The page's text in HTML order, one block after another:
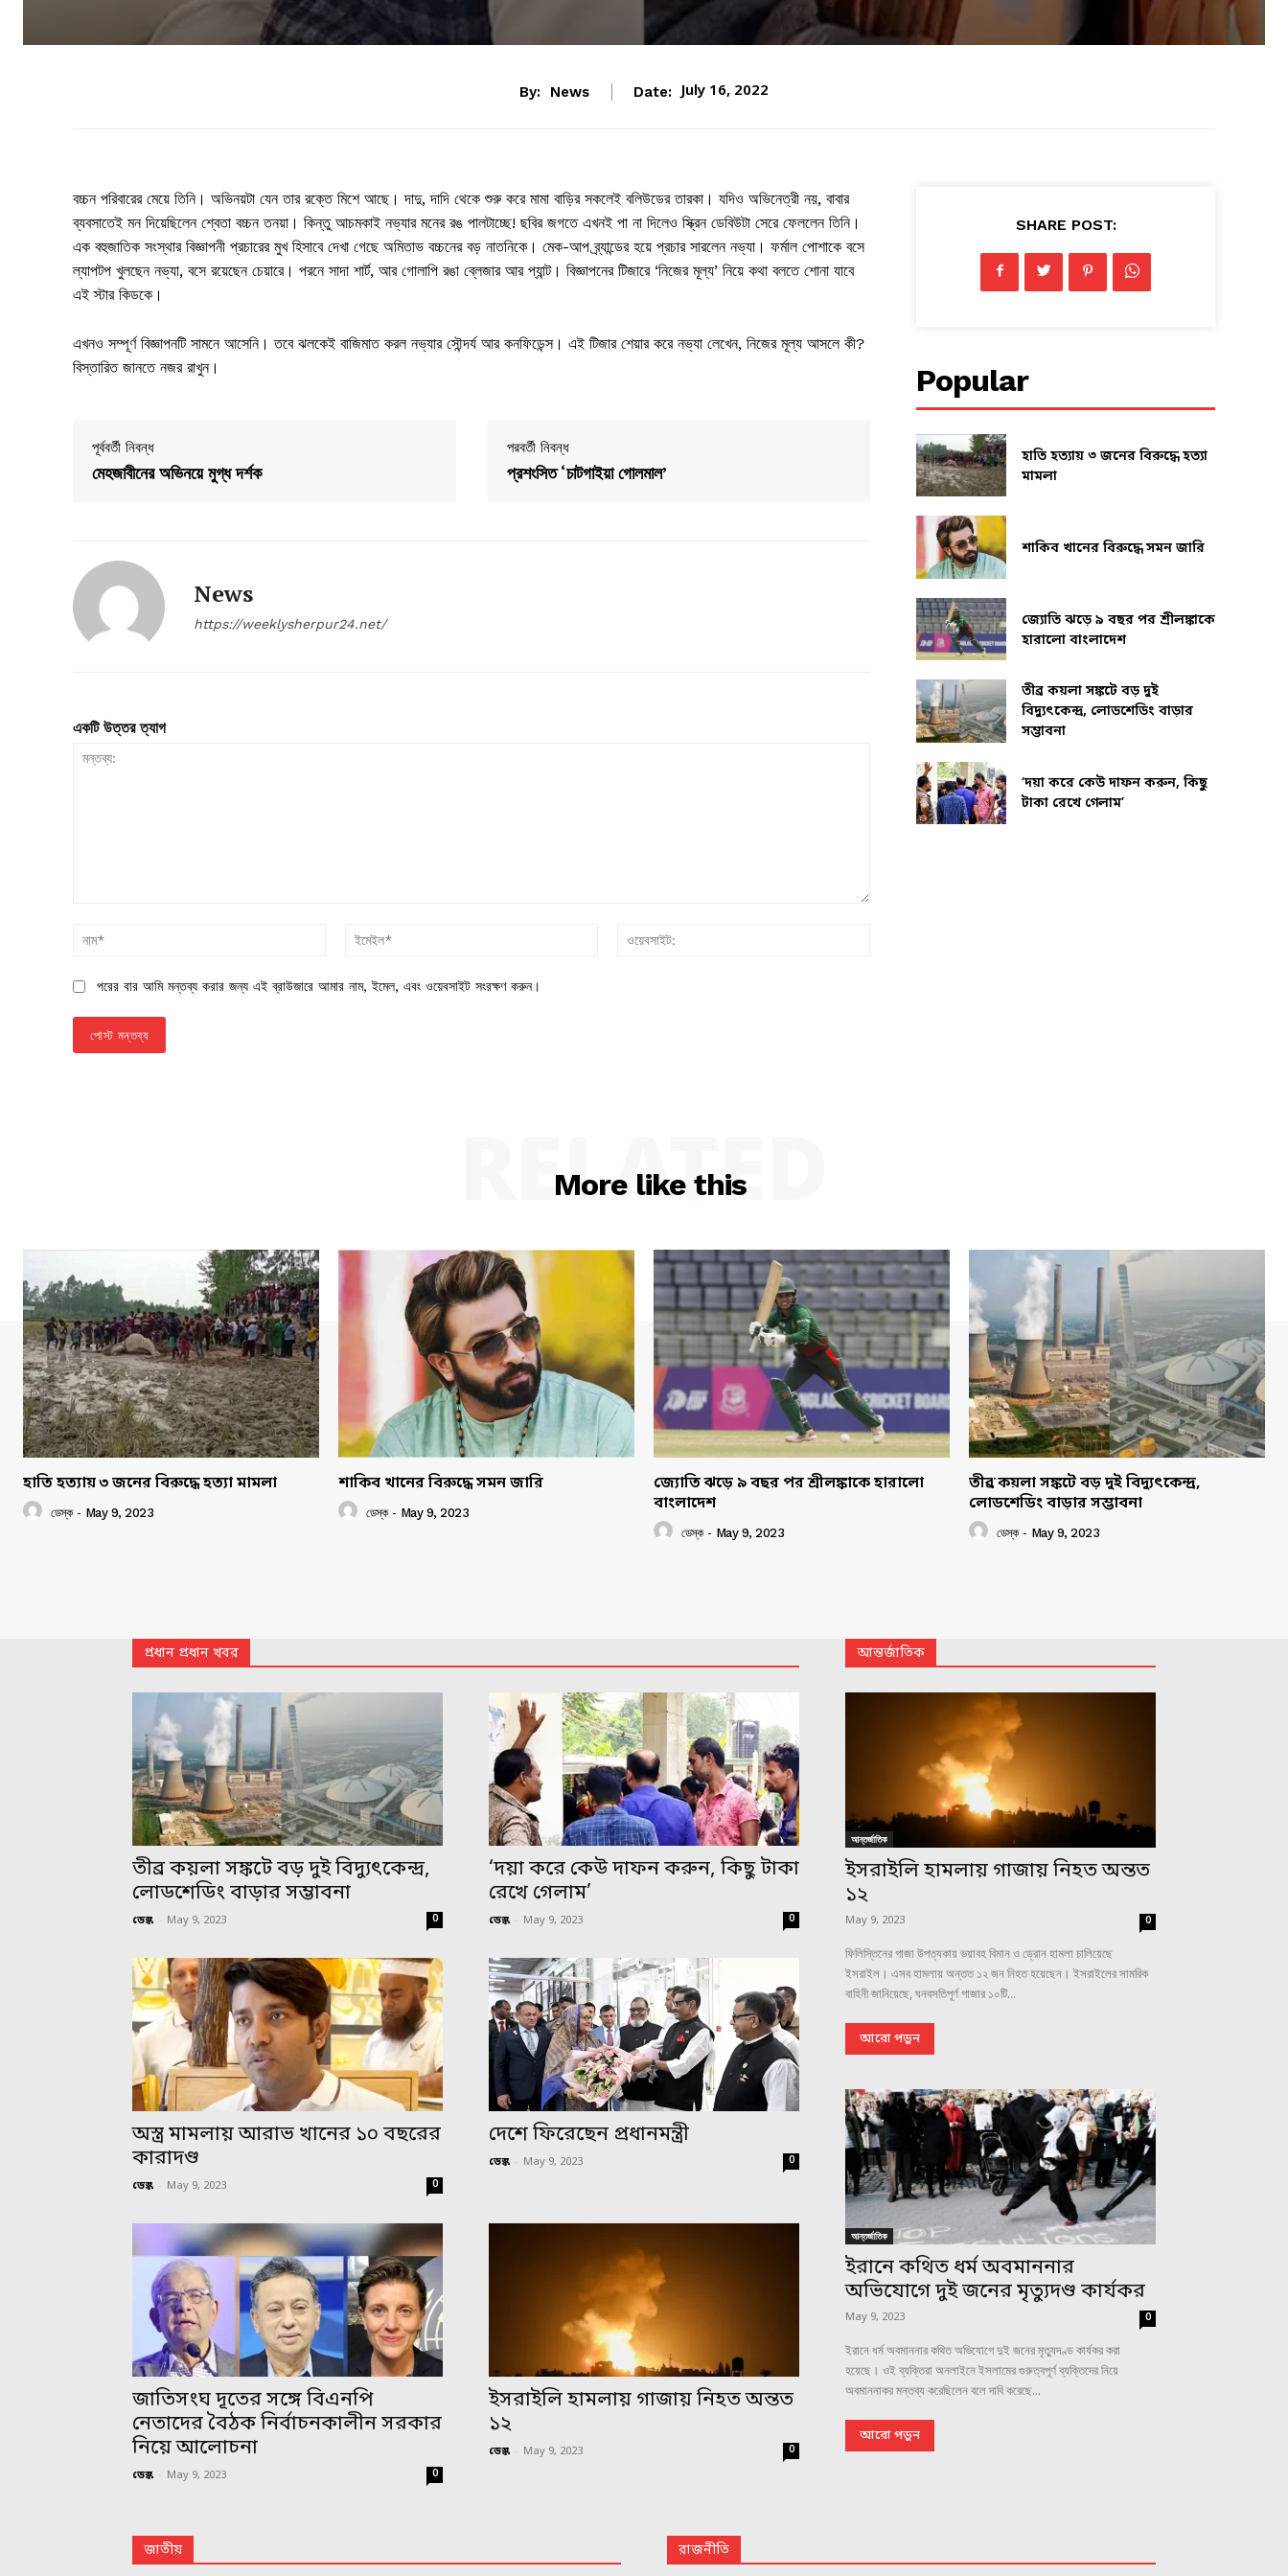
By: News Date: July 16, 2022
বচ্চন পরিবারের মেয়ে তিনি। অভিনয়টা যেন তার রক্তে মিশে আছে। দাদু, দাদি থেকে শুরু করে মামা বাড়ির সকলেই বলিউডের তারকা। যদিও অভিনেত্রী নয়, বাবার
ব্যবসাতেই মন দিয়েছিলেন শ্বেতা বচ্চন তনয়া। কিন্তু আচমকাই নভ্যার মনের রঙ পালটাচ্ছে! ছবির জগতে এখনই পা না দিলেও স্ক্রিন ডেবিউটা সেরে ফেললেন তিনি।
এক বহুজাতিক সংস্থার বিজ্ঞাপনী প্রচারের মুখ হিসাবে দেখা গেছে অমিতাভ বচ্চনের বড় নাতনিকে। মেক-আপ ব্র্যান্ডের হয়ে প্রচার সারলেন নভ্যা। ফর্মাল পোশাকে বসে
ল্যাপটপ খুলছেন নভ্যা, বসে রয়েছেন চেয়ারে। পরনে সাদা শার্ট, আর গোলাপি রঙা ব্লেজার আর প্যান্ট। বিজ্ঞাপনের টিজারে ‘নিজের মূল্য’ নিয়ে কথা বলতে শোনা যাবে
এই স্টার কিডকে।
এখনও সম্পূর্ণ বিজ্ঞাপনটি সামনে আসেনি। তবে ঝলকেই বাজিমাত করল নভ্যার সৌন্দর্য আর কনফিডেন্স। এই টিজার শেয়ার করে নভ্যা লেখেন, নিজের মূল্য আসলে কী?
বিস্তারিত জানতে নজর রাখুন।
পূর্ববর্তী নিবন্ধ
মেহজাবীনের অভিনয়ে মুগ্ধ দর্শক
পরবর্তী নিবন্ধ
প্রশংসিত ‘চাটগাইয়া গোলমাল’
News
https://weeklysherpur24.net/
একটি উত্তর ত্যাগ
ইমেইল*
পরের বার আমি মন্তব্য করার জন্য এই ব্রাউজারে আমার নাম, ইমেল, এবং ওয়েবসাইট সংরক্ষণ করুন।
SHARE POST:
Popular
হাতি হত্যায় ৩ জনের বিরুদ্ধে হত্যা
মামলা
শাকিব খানের বিরুদ্ধে সমন জারি
জ্যোতি ঝড়ে ৯ বছর পর শ্রীলঙ্কাকে
হারালো বাংলাদেশ
তীব্র কয়লা সঙ্কটে বড় দুই
বিদ্যুৎকেন্দ্র, লোডশেডিং বাড়ার
সম্ভাবনা
‘দয়া করে কেউ দাফন করুন, কিছু
টাকা রেখে গেলাম’
More like this
RELATED
হাতি হত্যায় ৩ জনের বিরুদ্ধে হত্যা মামলা
ডেস্ক - May 9, 2023
শাকিব খানের বিরুদ্ধে সমন জারি
ডেস্ক - May 9, 2023
জ্যোতি ঝড়ে ৯ বছর পর শ্রীলঙ্কাকে হারালো
বাংলাদেশ
ডেস্ক - May 9, 2023
তীব্র কয়লা সঙ্কটে বড় দুই বিদ্যুৎকেন্দ্র,
লোডশেডিং বাড়ার সম্ভাবনা
ডেস্ক - May 9, 2023
প্রধান প্রধান খবর
তীব্র কয়লা সঙ্কটে বড় দুই বিদ্যুৎকেন্দ্র,
লোডশেডিং বাড়ার সম্ভাবনা
ডেস্ক - May 9, 2023 0
‘দয়া করে কেউ দাফন করুন, কিছু টাকা
রেখে গেলাম’
ডেস্ক - May 9, 2023 0
অস্ত্র মামলায় আরাভ খানের ১০ বছরের
কারাদণ্ড
ডেস্ক - May 9, 2023 0
দেশে ফিরেছেন প্রধানমন্ত্রী
ডেস্ক - May 9, 2023 0
জাতিসংঘ দূতের সঙ্গে বিএনপি
নেতাদের বৈঠক নির্বাচনকালীন সরকার
নিয়ে আলোচনা
ডেস্ক - May 9, 2023 0
ইসরাইলি হামলায় গাজায় নিহত অন্তত
১২
ডেস্ক - May 9, 2023 0
আন্তর্জাতিক
আন্তর্জাতিক
ইসরাইলি হামলায় গাজায় নিহত অন্তত
১২
May 9, 2023 0
ফিলিস্তিনের গাজা উপত্যকায় ভয়াবহ বিমান ও ড্রোন হামলা চালিয়েছে
ইসরাইল। এসব হামলায় অন্তত ১২ জন নিহত হয়েছেন। ইসরাইলের সামরিক
বাহিনী জানিয়েছে, ঘনবসতিপূর্ণ গাজার ১০টি...
আরো পড়ুন
আন্তর্জাতিক
ইরানে কথিত ধর্ম অবমাননার
অভিযোগে দুই জনের মৃত্যুদণ্ড কার্যকর
May 9, 2023 0
ইরানে ধর্ম অবমাননার কথিত অভিযোগে দুই জনের মৃত্যুদণ্ড কার্যকর করা
হয়েছে। ওই ব্যক্তিরা অনলাইনে ইসলামের গুরুত্বপূর্ণ ব্যক্তিদের নিয়ে
অবমাননাকর মন্তব্য করেছিলেন বলে দাবি করেছে...
আরো পড়ুন
জাতীয় রাজনীতি